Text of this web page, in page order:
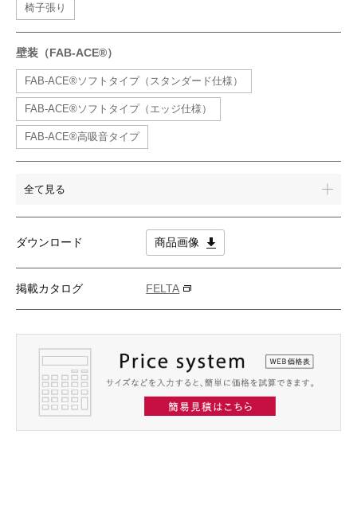
椅子張り
壁装（FAB-ACE®）
FAB-ACE®ソフトタイプ（スタンダード仕様）
FAB-ACE®ソフトタイプ（エッジ仕様）
FAB-ACE®高吸音タイプ
全て見る
ダウンロード 商品画像
掲載カタログ FELTA